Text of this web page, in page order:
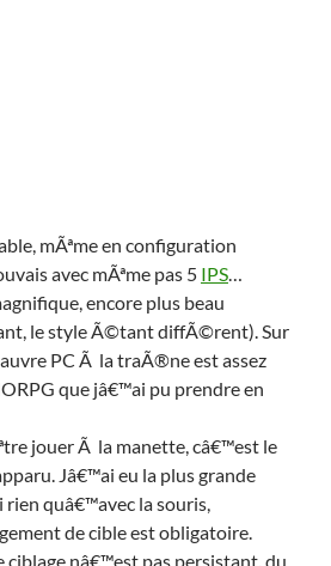
mÃªme en configuration
avec mÃªme pas 5 IPS…
encore plus beau
le style Ã©tant diffÃ©rent). Sur
PC Ã la traÃ®ne est assez
que jâ€™ai pu prendre en
jouer Ã la manette, câ€™est le
Jâ€™ai eu la plus grande
quâ€™avec la souris,
de cible est obligatoire.
nâ€™est pas persistant, du